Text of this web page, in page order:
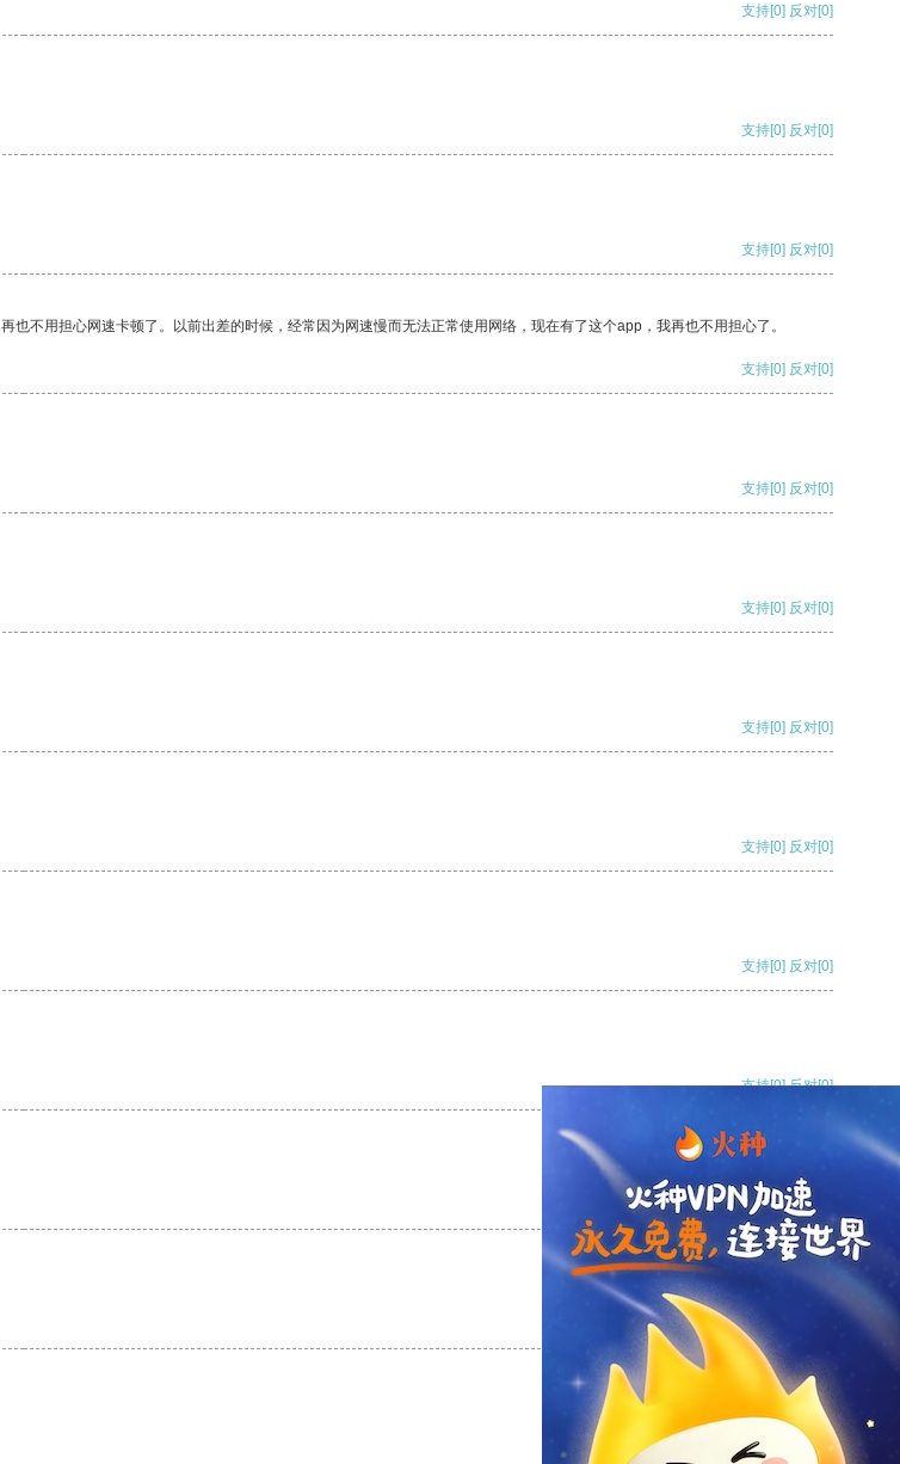
支持[0] 反对[0]
支持[0] 反对[0]
支持[0] 反对[0]
不用担心网速卡顿了。以前出差的时候，经常因为网速慢而无法正常使用网络，现在有了这个app，我再也不用担心了。
支持[0] 反对[0]
支持[0] 反对[0]
支持[0] 反对[0]
支持[0] 反对[0]
支持[0] 反对[0]
支持[0] 反对[0]
支持[0] 反对[0]
支持[0] 反对
支持
支持 反对 [0]